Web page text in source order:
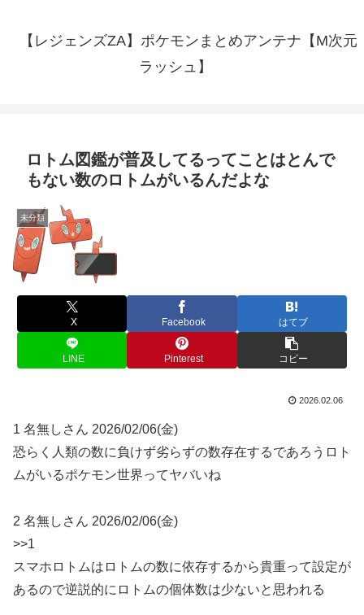
【レジェンズZA】ポケモンまとめアンテナ【M次元
ラッシュ】
ロトム図鑑が普及してるってことはとんで
もない数のロトムがいるんだよな
未分類
X Facebook はてブ
LINE Pinterest コピー
2026.02.06
1 名無しさん 2026/02/06(金)
恐らく人類の数に負けず劣らずの数存在するであろうロト
ムがいるポケモン世界ってヤバいね
2 名無しさん 2026/02/06(金)
>>1
スマホロトムはロトムの数に依存するから貴重って設定が
あるので逆説的にロトムの個体数は少ないと思われる